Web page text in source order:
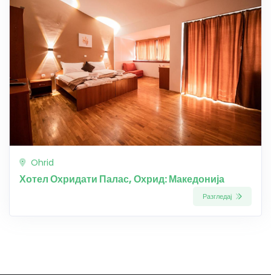
Ohrid
Хотел Охридати Палас, Охрид: Македонија
Разгледај